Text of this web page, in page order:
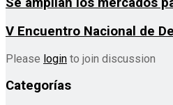
V Encuentro Nacional de
Please login to join discussion
Categorías